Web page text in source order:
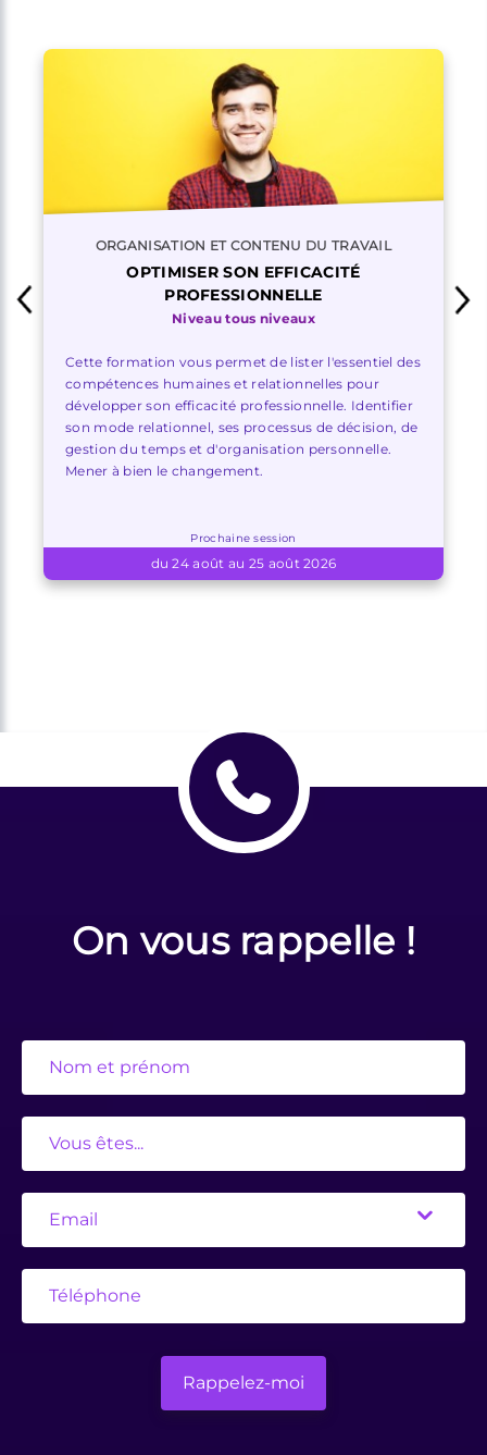
ORGANISATION ET CONTENU DU TRAVAIL
OPTIMISER SON EFFICACITÉ
PROFESSIONNELLE
Niveau tous niveaux
Cette formation vous permet de lister l'essentiel des
compétences humaines et relationnelles pour
développer son efficacité professionnelle. Identifier
son mode relationnel, ses processus de décision, de
gestion du temps et d'organisation personnelle.
Mener à bien le changement.
Prochaine session
du 24 août au 25 août 2026
On vous rappelle !